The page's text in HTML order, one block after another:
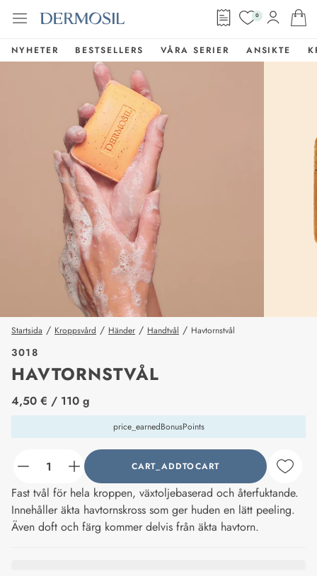
0
NYHETER BESTSELLERS VÅRA SERIER ANSIKTE
Startsida / Kroppsvård / Händer / Handtvål / Havtornstvål
3018
HAVTORNSTVÅL
price_label
4,50 € / 110 g
price_earnedBonusPoints
counter_current CART_ADDTOCART
Fast tvål för hela kroppen, växtoljebaserad och återfuktande.
Innehåller äkta havtornskross som ger huden en lätt peeling.
Även doft och färg kommer delvis från äkta havtorn.